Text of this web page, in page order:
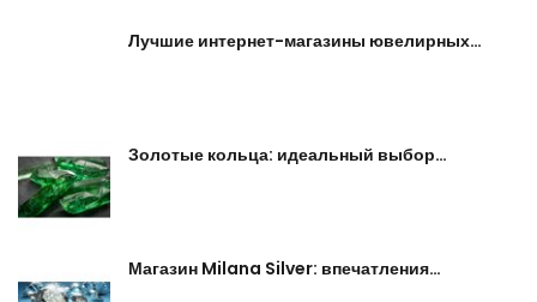
Лучшие интернет-магазины ювелирных…
Золотые кольца: идеальный выбор…
Магазин Milana Silver: впечатления…